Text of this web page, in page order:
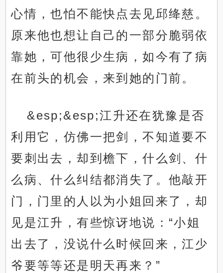
心情，也怕不能快点去见邱绛慈。
原来他也想让自己的一部分脆弱依
靠她，可他很少生病，如今有了病
在前头的机会，来到她的门前。
&esp;&esp;江升还在犹豫是否
利用它，仿佛一把剑，不知道要不
要刺出去，却到檐下，什么剑、什
么病、什么纠结都消失了。他敲开
门，门里的人以为小姐回来了，却
见是江升，有些惊讶地说：“小姐
出去了，没说什么时候回来，江少
爷要等等还是明天再来？”